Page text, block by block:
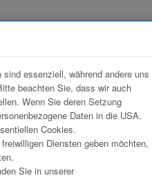
Weiterleiten
essenziell, während andere uns
beachten Sie, dass wir auch
Wenn Sie deren Setzung
Daten in die USA.
Cookies.
Diensten geben möchten,
Sie in unserer